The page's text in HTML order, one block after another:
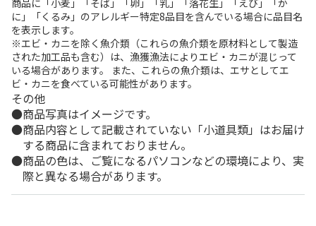
商品に「小麦」「そば」「卵」「乳」「落花生」「えび」「か
に」「くるみ」のアレルギー特定8品目を含んでいる場合に品目名
を表示します。
※エビ・カニを除く魚介類（これらの魚介類を原材料として製造
された加工品も含む）は、漁獲漁法によりエビ・カニが混じって
いる場合があります。 また、これらの魚介類は、エサとしてエ
ビ・カニを食べている可能性があります。
その他
商品写真はイメージです。
商品内容として記載されていない「小道具類」はお届け
する商品に含まれておりません。
商品の色は、ご覧になるパソコンなどの環境により、実
際と異なる場合があります。